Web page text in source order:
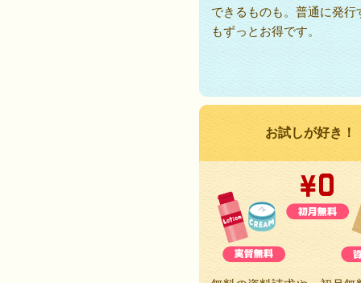
できるものも。普通に発行
もずっとお得です。
お試しが好き！